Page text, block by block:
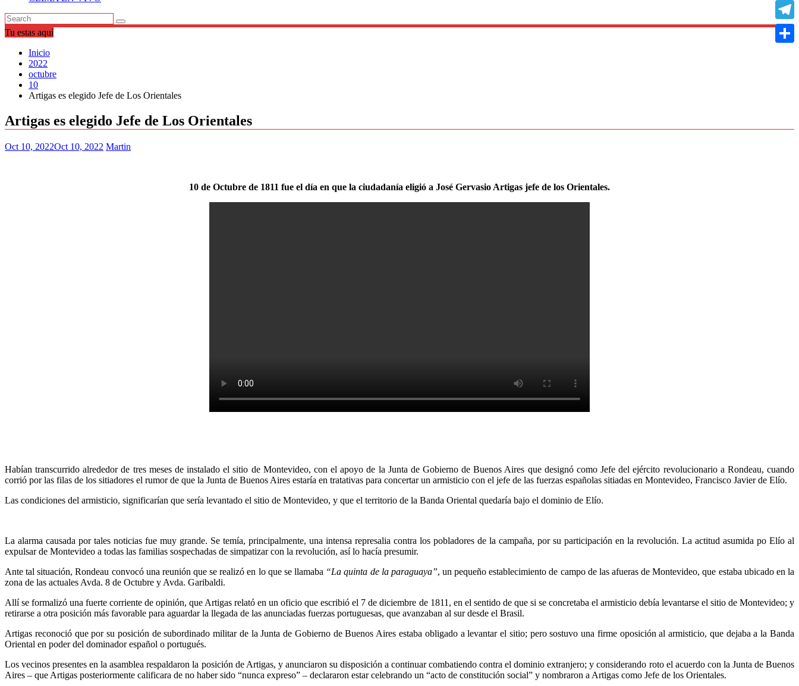
Tu estas aquí
Inicio
2022
octubre
10
Artigas es elegido Jefe de Los Orientales
Artigas es elegido Jefe de Los Orientales
Oct 10, 2022Oct 10, 2022 Martin
10 de Octubre de 1811 fue el día en que la ciudadanía eligió a José Gervasio Artigas jefe de los Orientales.
Habían transcurrido alrededor de tres meses de instalado el sitio de Montevideo, con el apoyo de la Junta de Gobierno de Buenos Aires que designó como Jefe del ejército revolucionario a Rondeau, cuando
corrió por las filas de los sitiadores el rumor de que la Junta de Buenos Aires estaría en tratativas para concertar un armisticio con el jefe de las fuerzas españolas sitiadas en Montevideo, Francisco Javier de Elío.
Las condiciones del armisticio, significarían que sería levantado el sitio de Montevideo, y que el territorio de la Banda Oriental quedaría bajo el dominio de Elío.
La alarma causada por tales noticias fue muy grande. Se temía, principalmente, una intensa represalia contra los pobladores de la campaña, por su participación en la revolución. La actitud asumida po Elío al
expulsar de Montevideo a todas las familias sospechadas de simpatizar con la revolución, así lo hacía presumir.
Ante tal situación, Rondeau convocó una reunión que se realizó en lo que se llamaba “La quinta de la paraguaya”, un pequeño establecimiento de campo de las afueras de Montevideo, que estaba ubicado en la
zona de las actuales Avda. 8 de Octubre y Avda. Garibaldi.
Allí se formalizó una fuerte corriente de opinión, que Artigas relató en un oficio que escribió el 7 de diciembre de 1811, en el sentido de que si se concretaba el armisticio debía levantarse el sitio de Montevideo; y
retirarse a otra posición más favorable para aguardar la llegada de las anunciadas fuerzas portuguesas, que avanzaban al sur desde el Brasil.
Artigas reconoció que por su posición de subordinado militar de la Junta de Gobierno de Buenos Aires estaba obligado a levantar el sitio; pero sostuvo una firme oposición al armisticio, que dejaba a la Banda
Oriental en poder del dominador español o portugués.
Los vecinos presentes en la asamblea respaldaron la posición de Artigas, y anunciaron su disposición a continuar combatiendo contra el dominio extranjero; y considerando roto el acuerdo con la Junta de Buenos
Aires – que Artigas posteriormente calificara de no haber sido “nunca expreso” – declararon estar celebrando un “acto de constitución social” y nombraron a Artigas como Jefe de los Orientales.
Copy
Link